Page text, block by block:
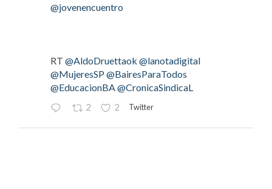
@jovenencuentro
RT @AldoDruettaok @lanotadigital
@MujeresSP@BairesParaTodos
@EducacionBA@CronicaSindicaL
2 2 Twitter